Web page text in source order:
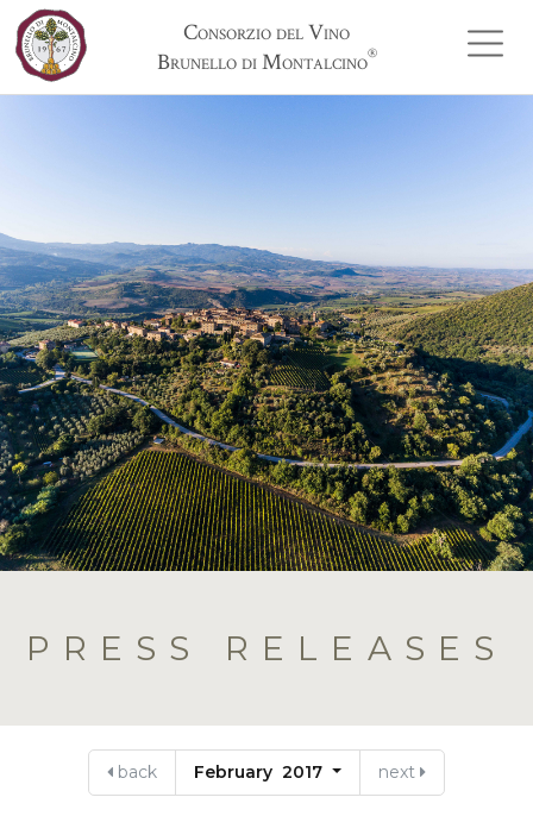
Consorzio del Vino
Brunello di Montalcino®
PRESS RELEASES
back February 2017 next